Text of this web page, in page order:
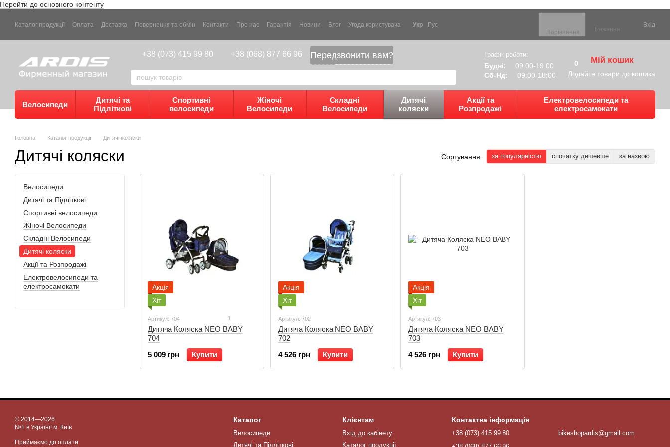
Перейти до основного контенту
Каталог продукції Оплата Доставка Повернення та обмін Контакти Про нас Гарантія Новини Блог Угода користувача Укр
Рус
Порівняння
Бажання
Вхід
+38 (073) 415 99 80 +38 (068) 877 66 96 Передзвонити вам? Графік роботи:
Будні:
09:00-19.00
Сб-Нд:
09:00-18:00
0 Мій кошик
Додайте товари до кошика
Велосипеди
Дитячі та
Підліткові
Спортивні
велосипеди
Жіночі
Велосипеди
Складні
Велосипеди
Дитячі
коляски
Акції та
Розпродажі
Електровелосипеди та
електросамокати
Головна Каталог продукції Дитячі коляски
Дитячі коляски Сортування: за популярністю спочатку дешевше за назвою
Акція
Хіт
Артикул: 704 1
Дитяча Коляска NEO BABY
704
5 009 грн
Купити
Акція
Хіт
Артикул: 702
Дитяча Коляска NEO BABY
702
4 526 грн
Купити
Акція
Хіт
Артикул: 703
Дитяча Коляска NEO BABY
703
4 526 грн
Купити
Велосипеди
Дитячі та Підліткові
Спортивні велосипеди
Жіночі Велосипеди
Складні Велосипеди
Дитячі коляски
Акції та Розпродажі
Електровелосипеди та
електросамокати
© 2014—2026
№1 в Україні! м. Київ
Приймаємо до оплати
Каталог
Велосипеди
Дитячі та Підліткові
Клієнтам
Вхід до кабінету
Каталог продукції
Контактна інформація
+38 (073) 415 99 80
bikeshopardis@gmail.com